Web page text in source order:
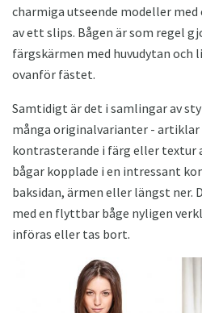
charmiga utseende modeller
av ett slips. Bågen är som regel
färgskärmen med huvudytan och
ovanför fästet.
Samtidigt är det i samlingar av
många originalvarianter - artiklar
kontrasterande i färg eller textur
bågar kopplade i en intressant
baksidan, ärmen eller längst ner.
med en flyttbar båge nyligen
införas eller tas bort.